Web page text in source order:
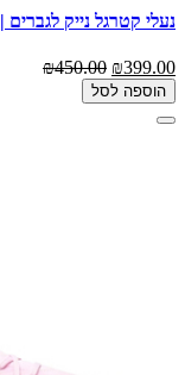
נעלי קטרגל נייק לגברים | Nike Mercurial Superfly 10 Academy TF
₪399.00
₪450.00
הוספה לסל